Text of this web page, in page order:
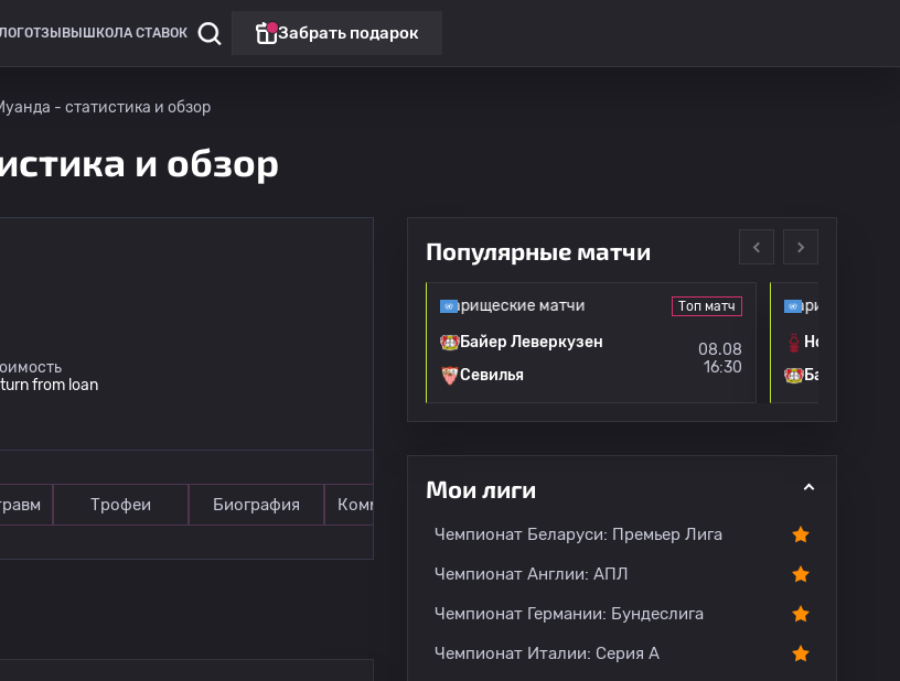
ОТЗЫВЫ ШКОЛА СТАВОК Забрать подарок
- статистика и обзор
и обзор
from loan
Трофеи Биография Комментарии
Популярные матчи
Клубные товарищеские матчи Топ матч
Байер Леверкузен
Севилья
08.08
16:30
Клубные товарищеские
Ноттингем
Байер
Мои лиги
Чемпионат Беларуси: Премьер Лига
Чемпионат Англии: АПЛ
Чемпионат Германии: Бундеслига
Чемпионат Италии: Серия А